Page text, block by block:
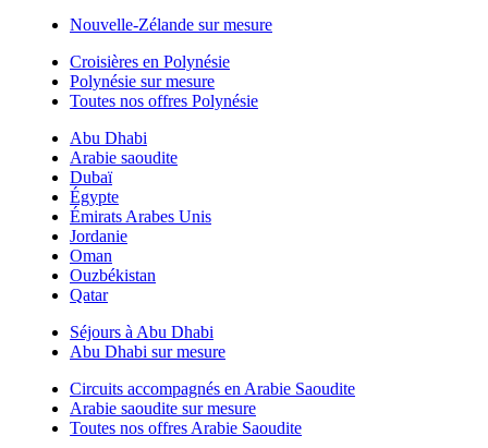
Nouvelle-Zélande sur mesure
Croisières en Polynésie
Polynésie sur mesure
Toutes nos offres Polynésie
Abu Dhabi
Arabie saoudite
Dubaï
Égypte
Émirats Arabes Unis
Jordanie
Oman
Ouzbékistan
Qatar
Séjours à Abu Dhabi
Abu Dhabi sur mesure
Circuits accompagnés en Arabie Saoudite
Arabie saoudite sur mesure
Toutes nos offres Arabie Saoudite